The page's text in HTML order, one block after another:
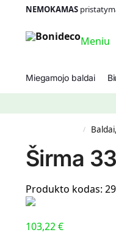
NEMOKAMAS
Meniu
Miegamojo baldai
/
Širma
Produkto kodas:
103,22€